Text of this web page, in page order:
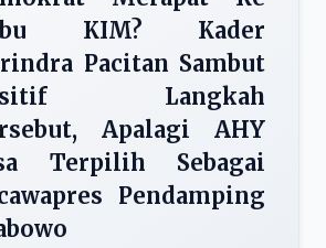
KIM? Kader
Pacitan Sambut
Langkah
Apalagi AHY
Terpilih Sebagai
Pendamping